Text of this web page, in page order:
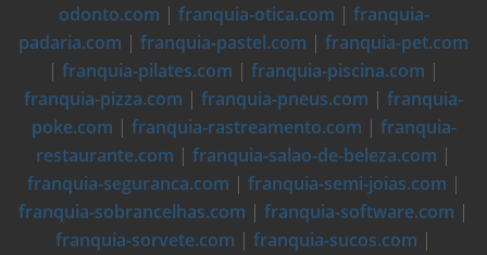
odonto.com | franquia-otica.com | franquia-
padaria.com | franquia-pastel.com | franquia-pet.com
| franquia-pilates.com | franquia-piscina.com |
franquia-pizza.com | franquia-pneus.com | franquia-
poke.com | franquia-rastreamento.com | franquia-
restaurante.com | franquia-salao-de-beleza.com |
franquia-seguranca.com | franquia-semi-joias.com |
franquia-sobrancelhas.com | franquia-software.com |
franquia-sorvete.com | franquia-sucos.com |